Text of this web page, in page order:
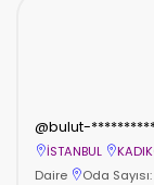
@bulut-
İSTANBUL
Daire
Oda Sayısı: